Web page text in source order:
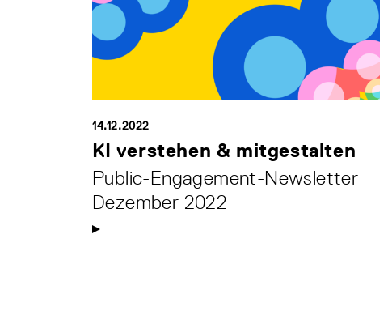
14.12.2022
KI verstehen & mitgestalten
Public-Engagement-Newsletter
Dezember 2022